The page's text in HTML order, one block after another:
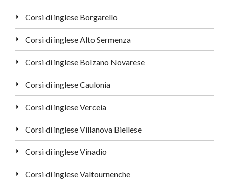
Corsi di inglese Borgarello
Corsi di inglese Alto Sermenza
Corsi di inglese Bolzano Novarese
Corsi di inglese Caulonia
Corsi di inglese Verceia
Corsi di inglese Villanova Biellese
Corsi di inglese Vinadio
Corsi di inglese Valtournenche